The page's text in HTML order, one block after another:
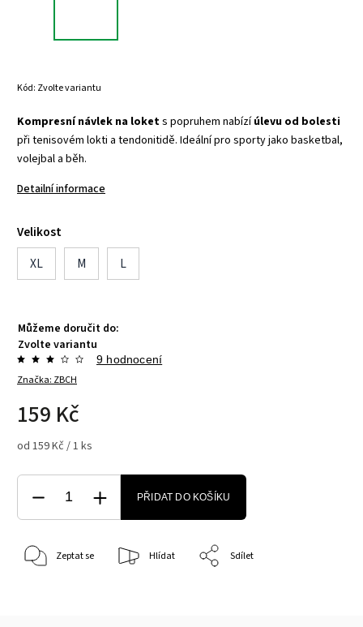
Kód: Zvolte variantu
Kompresní návlek na lokets popruhem nabízíúlevu od bolesti
při tenisovém lokti a tendonitidě. Ideální pro sporty jako basketbal,
volejbal a běh.
Detailní informace
Velikost
XL
M L
Můžeme doručit do:
Zvolte variantu
Značka: ZBCH
9 hodnocení
159 Kč
od 159 Kč / 1 ks
PŘIDAT DO KOŠÍKU
Zeptat se Hlídat Sdílet